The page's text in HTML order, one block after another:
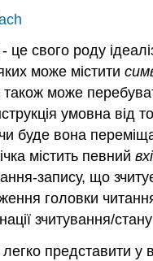
- це свого роду
може містити
також може
умовна
буде вона
містить певний
запису, що
головки
зчитування/
представити у